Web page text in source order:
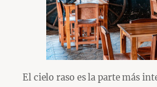
El cielo raso es la parte más